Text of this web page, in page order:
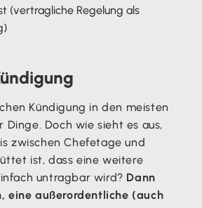
(vertragliche Regelung als
Kündigung in den meisten
Dinge. Doch wie sieht es aus,
zwischen Chefetage und
ist, dass eine weitere
untragbar wird? Dann
eine außerordentliche (auch